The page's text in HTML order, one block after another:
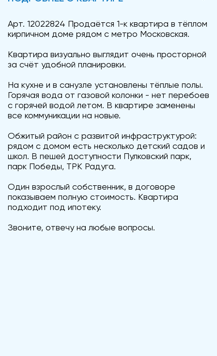
Арт. 12022824 Продаётся 1-к квартира в тёплом
кирпичном доме рядом с метро Московская.
Квартира визуально выглядит очень просторной
за счёт удобной планировки.
На кухне и в санузле установлены тёплые полы.
Горячая вода от газовой колонки - нет перебоев
с горячей водой летом. В квартире заменены
все коммуникации на новые.
Обжитый район с развитой инфраструктурой:
рядом с домом есть несколько детский садов и
школ. В пешей доступности Пулковский парк,
парк Победы, ТРК Радуга.
Один взрослый собственник, в договоре
показываем полную стоимость. Квартира
подходит под ипотеку.
Звоните, отвечу на любые вопросы.